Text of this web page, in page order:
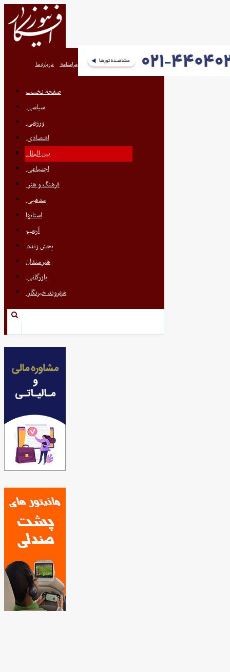
درباره ما مرامنامه تماس با ما پیوندها تعرفه اگهی
صفحه نخست
سیاسی
ورزشی
اقتصادی
بین الملل
اجتماعی
فرهنگ و هنر
مذهبی
استانها
آرشیو
پخش زنده
هنرمندان
بازرگانی
شهروند خبرنگار